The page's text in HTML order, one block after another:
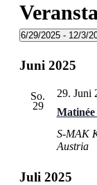
6/29/2025 - 12/3/
wählen.
Juni 2025
So.
29
29. Juni
S-MAK
Austria
Juli 2025